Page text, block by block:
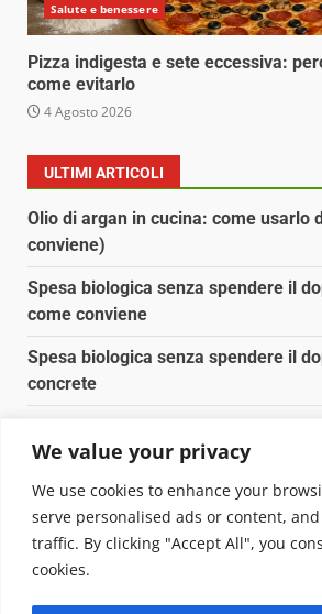
We value your privacy
We use cookies to enhance your
serve personalised ads or content,
traffic. By clicking "Accept All", you
cookies.
Salute e benessere
Pizza indigesta e sete eccessiva:
come evitarlo
4 Agosto 2026
ULTIMI ARTICOLI
Olio di argan in cucina: come usarlo
conviene)
Spesa biologica senza spendere il
come conviene
Spesa biologica senza spendere il
concrete
Pulizia naturale della casa: 3
sostituiscono 10 prodotti chimici
Copyright © 2025 Biopianeta.it